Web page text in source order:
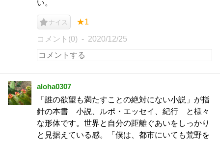
い。
ナイス ★1
コメント(0) 2020/12/25
aloha0307
「誰の欲望も満たすことの絶対にない小説」が指
針の本書 小説、ルポ・エッセイ、紀行 と様々
な形体です。世界と自分の距離ぐあいをしっかり
と見据えている感。「僕は、都市にいても荒野を